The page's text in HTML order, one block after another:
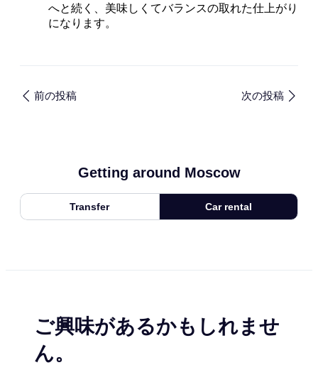
へと続く、美味しくてバランスの取れた仕上がり
になります。
前の投稿 次の投稿
Getting around Moscow
Transfer Car rental
ご興味があるかもしれませ
ん。